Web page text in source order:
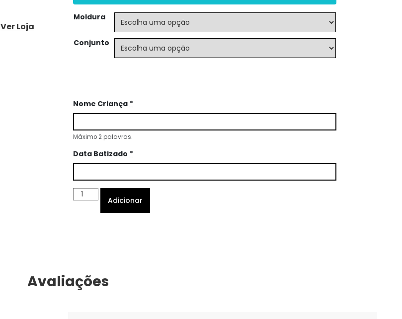
Ver Loja
Moldura
Conjunto
Nome Criança *
Máximo 2 palavras.
Data Batizado *
Adicionar
Avaliações